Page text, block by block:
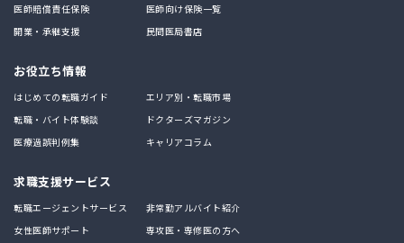
医師賠償責任保険
医師向け保険一覧
開業・承継支援
民間医局書店
お役立ち情報
はじめての転職ガイド
エリア別・転職市場
転職・バイト体験談
ドクターズマガジン
医療過誤判例集
キャリアコラム
求職支援サービス
転職エージェントサービス
非常勤アルバイト紹介
女性医師サポート
専攻医・専修医の方へ